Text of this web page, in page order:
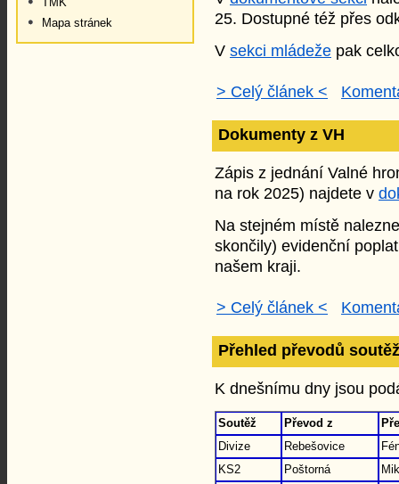
25. Dostupné též přes
V sekci mládeže pak
> Celý článek <
Dokumenty z VH
Zápis z jednání Valné
na rok 2025) najdete v
Na stejném místě
skončily) evidenční
našem kraji.
> Celý článek <
Přehled převodů
K dnešnímu dny jsou
Soutěž Převod z
Divize
Rebešovice
KS2
Poštorná
Mapa stránek